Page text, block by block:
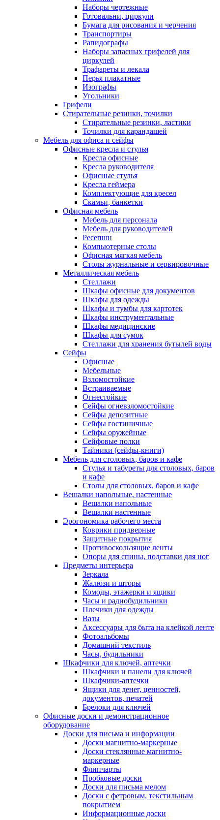
Наборы чертежные
Готовальни, циркули
Бумага для рисования и черчения
Транспортиры
Рапидографы
Наборы запасных грифелей для
циркулей
Трафареты и лекала
Перья плакатные
Изографы
Угольники
Грифели
Стирательные резинки, точилки
Стирательные резинки, ластики
Точилки для карандашей
Мебель для офиса и сейфы
Офисные кресла и стулья
Кресла офисные
Кресла руководителя
Офисные стулья
Кресла геймера
Комплектующие для кресел
Скамьи, банкетки
Офисная мебель
Мебель для персонала
Мебель для руководителей
Ресепшн
Компьютерные столы
Офисная мягкая мебель
Столы журнальные и сервировочные
Металлическая мебель
Стеллажи
Шкафы офисные для документов
Шкафы для одежды
Шкафы и тумбы для картотек
Шкафы инструментальные
Шкафы медицинские
Шкафы для сумок
Стеллажи для хранения бутылей воды
Сейфы
Офисные
Мебельные
Взломостойкие
Встраиваемые
Огнестойкие
Сейфы огневзломостойкие
Сейфы депозитные
Сейфы гостиничные
Сейфы оружейные
Сейфовые полки
Тайники (сейфы-книги)
Мебель для столовых, баров и кафе
Стулья и табуреты для столовых, баров
и кафе
Столы для столовых, баров и кафе
Вешалки напольные, настенные
Вешалки напольные
Вешалки настенные
Эрогономика рабочего места
Коврики придверные
Защитные покрытия
Противоскользящие ленты
Опоры для спины, подставки для ног
Предметы интерьера
Зеркала
Жалюзи и шторы
Комоды, этажерки и ящики
Часы и радиобудильники
Плечики для одежды
Вазы
Аксессуары для быта на клейкой ленте
Фотоальбомы
Домашний текстиль
Часы, будильники
Шкафчики для ключей, аптечки
Шкафчики и панели для ключей
Шкафчики-аптечки
Ящики для денег, ценностей,
документов, печатей
Брелоки для ключей
Офисные доски и демонстрационное
оборудование
Доски для письма и информации
Доски магнитно-маркерные
Доски стеклянные магнитно-
маркерные
Флипчарты
Пробковые доски
Доски для письма мелом
Доски с фетровым, текстильным
покрытием
Информационные доски